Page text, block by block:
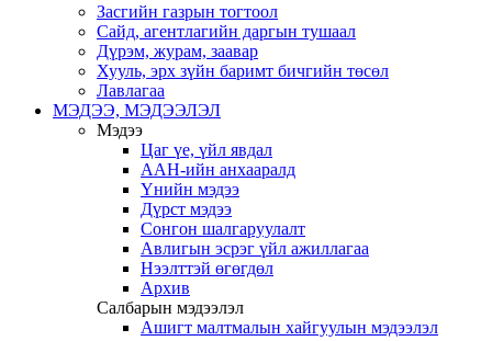
Засгийн газрын тогтоол
Сайд, агентлагийн даргын тушаал
Дүрэм, журам, заавар
Хууль, эрх зүйн баримт бичгийн төсөл
Лавлагаа
МЭДЭЭ, МЭДЭЭЛЭЛ
Мэдээ
Цаг үе, үйл явдал
ААН-ийн анхааралд
Үнийн мэдээ
Дүрст мэдээ
Сонгон шалгаруулалт
Авлигын эсрэг үйл ажиллагаа
Нээлттэй өгөгдөл
Архив
Салбарын мэдээлэл
Ашигт малтмалын хайгуулын мэдээлэл